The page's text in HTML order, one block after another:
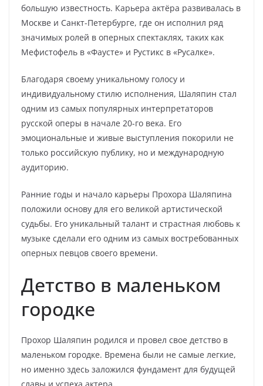
большую известность. Карьера актёра развивалась в
Москве и Санкт-Петербурге, где он исполнил ряд
значимых ролей в оперных спектаклях, таких как
Мефистофель в «Фаусте» и Рустикс в «Русалке».
Благодаря своему уникальному голосу и
индивидуальному стилю исполнения, Шаляпин стал
одним из самых популярных интерпретаторов
русской оперы в начале 20-го века. Его
эмоциональные и живые выступления покорили не
только российскую публику, но и международную
аудиторию.
Ранние годы и начало карьеры Прохора Шаляпина
положили основу для его великой артистической
судьбы. Его уникальный талант и страстная любовь к
музыке сделали его одним из самых востребованных
оперных певцов своего времени.
Детство в маленьком
городке
Прохор Шаляпин родился и провел свое детство в
маленьком городке. Времена были не самые легкие,
но именно здесь заложился фундамент для будущей